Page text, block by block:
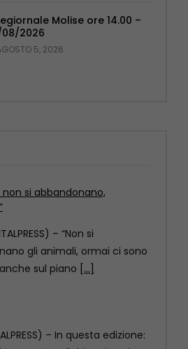
Molise ore 14.00 –
2026
5, 2026
Senato Usa dichiara Fauci
di[...]
(AGRIGENTO)